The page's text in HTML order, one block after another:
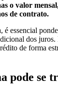
o valor
de contrato.
é essencial
dos juros.
de forma
pode se